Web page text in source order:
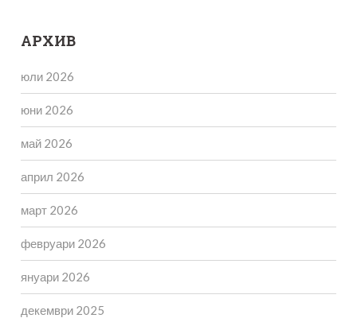
АРХИВ
юли 2026
юни 2026
май 2026
април 2026
март 2026
февруари 2026
януари 2026
декември 2025